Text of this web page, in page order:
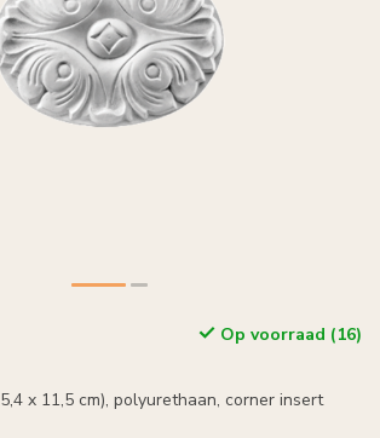
Op voorraad (16)
x 11,5 cm), polyurethaan, corner insert